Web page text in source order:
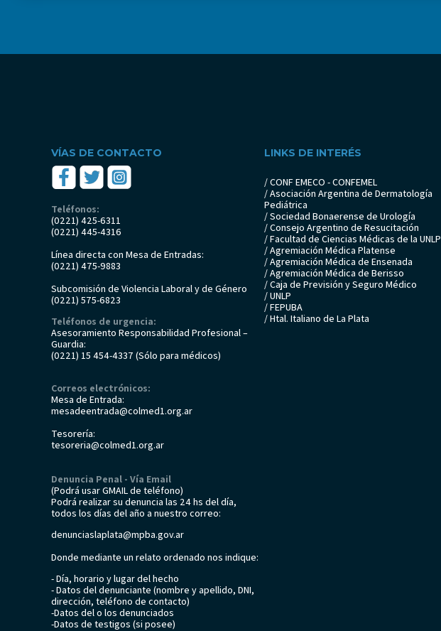
VÍAS DE CONTACTO
Teléfonos:
(0221) 425-6311
(0221) 445-4316
Línea directa con Mesa de Entradas:
(0221) 475-9883
Subcomisión de Violencia Laboral y de Género
(0221) 575-6823
Teléfonos de urgencia:
Asesoramiento Responsabilidad Profesional –
Guardia:
(0221) 15 454-4337 (Sólo para médicos)
Correos electrónicos:
Mesa de Entrada:
mesadeentrada@colmed1.org.ar
Tesorería:
tesoreria@colmed1.org.ar
Denuncia Penal - Vía Email
(Podrá usar GMAIL de teléfono)
Podrá realizar su denuncia las 24 hs del día,
todos los días del año a nuestro correo:
denunciaslaplata@mpba.gov.ar
Donde mediante un relato ordenado nos indique:
- Día, horario y lugar del hecho
- Datos del denunciante (nombre y apellido, DNI,
dirección, teléfono de contacto)
-Datos del o los denunciados
-Datos de testigos (si posee)
LINKS DE INTERÉS
/ CONF EMECO - CONFEMEL
/ Asociación Argentina de Dermatología
Pediátrica
/ Sociedad Bonaerense de Urología
/ Consejo Argentino de Resucitación
/ Facultad de Ciencias Médicas de la UNLP
/ Agremiación Médica Platense
/ Agremiación Médica de Ensenada
/ Agremiación Médica de Berisso
/ Caja de Previsión y Seguro Médico
/ UNLP
/ FEPUBA
/ Htal. Italiano de La Plata